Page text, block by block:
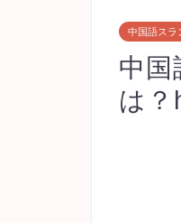
中国語スラ
中国
は？